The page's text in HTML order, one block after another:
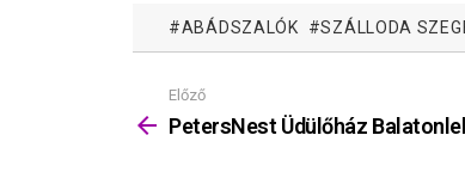
ABÁDSZALÓK SZÁLLODA
Mutass
többet
Előző
PetersNest Üdülőház